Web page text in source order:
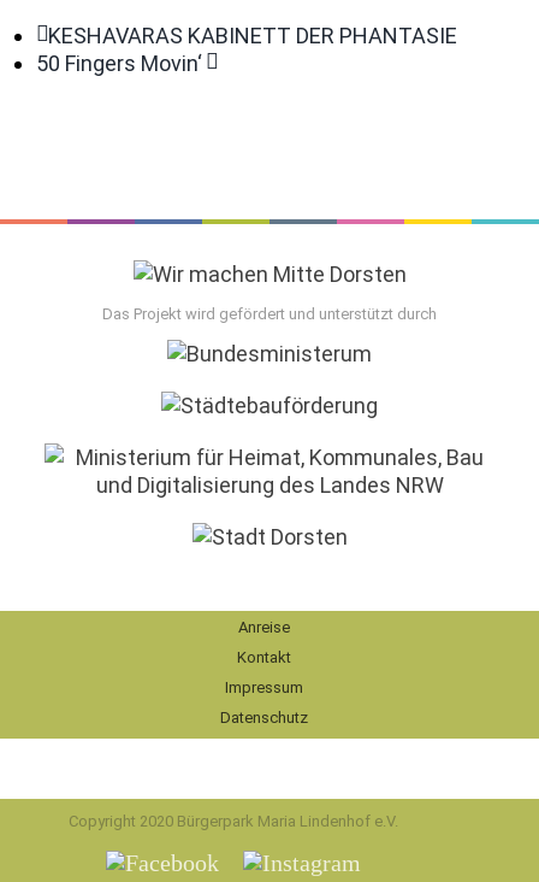
KESHAVARAS KABINETT DER PHANTASIE
50 Fingers Movin‘
Das Projekt wird gefördert und unterstützt durch
Anreise
Kontakt
Impressum
Datenschutz
Copyright 2020 Bürgerpark Maria Lindenhof e.V.
Facebook Instagram